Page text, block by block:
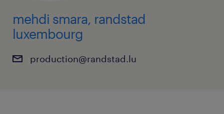
mehdi smara, randstad
luxembourg
production@randstad.lu